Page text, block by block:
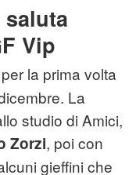
Vip
la prima volta
La
studio di Amici,
Zorzi, poi con
gieffini che